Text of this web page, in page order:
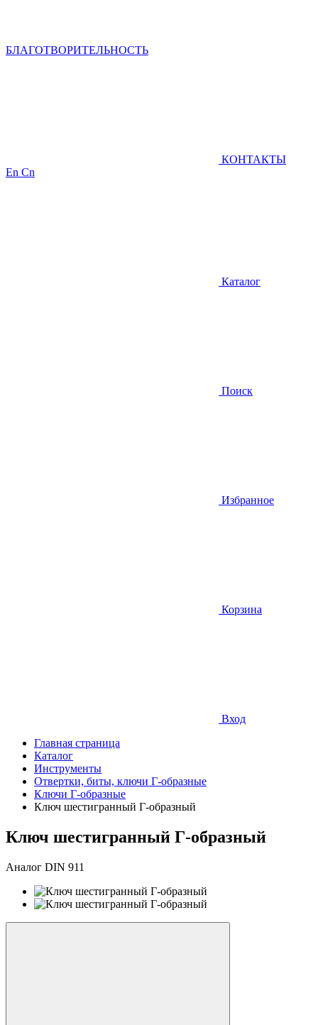
БЛАГОТВОРИТЕЛЬНОСТЬ
КОНТАКТЫ
En Cn
Каталог
Поиск
Избранное
Корзина
Вход
Главная страница
Каталог
Инструменты
Отвертки, биты, ключи Г-образные
Ключи Г-образные
Ключ шестигранный Г-образный
Ключ шестигранный Г-образный
Аналог DIN 911